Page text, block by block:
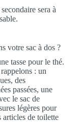
sera à
votre sac à dos ?
tasse pour le thé.
: un
des
passées, une
le sac de
légères pour
articles de toilette